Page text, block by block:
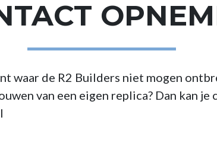
waar de R2 Builders niet mogen
van een eigen replica? Dan kan je